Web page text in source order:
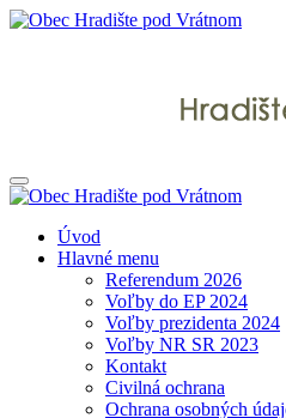
Úvod
Hlavné menu
Referendum 2026
Voľby do EP 2024
Voľby prezidenta 2024
Voľby NR SR 2023
Kontakt
Civilná ochrana
Ochrana osobných